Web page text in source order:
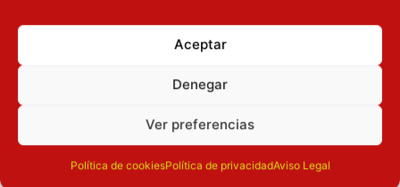
Aceptar
Denegar
Ver preferencias
Política de cookiesPolítica de privacidadAviso Legal